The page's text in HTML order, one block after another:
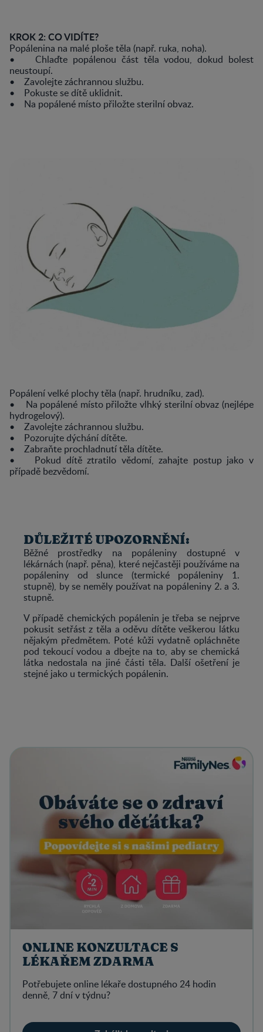
KROK 2: CO VIDÍTE?
Popálenina na malé ploše těla (např. ruka, noha).
• Chlaďte popálenou část těla vodou, dokud bolest
neustoupí.
• Zavolejte záchrannou službu.
• Pokuste se dítě uklidnit.
• Na popálené místo přiložte sterilní obvaz.
Popálení velké plochy těla (např. hrudníku, zad).
• Na popálené místo přiložte vlhký sterilní obvaz (nejlépe
hydrogelový).
• Zavolejte záchrannou službu.
• Pozorujte dýchání dítěte.
• Zabraňte prochladnutí těla dítěte.
• Pokud dítě ztratilo vědomí, zahajte postup jako v
případě bezvědomí.
DŮLEŽITÉ UPOZORNĚNÍ:
Běžné prostředky na popáleniny dostupné v
lékárnách (např. pěna), které nejčastěji používáme na
popáleniny od slunce (termické popáleniny 1.
stupně), by se neměly používat na popáleniny 2. a 3.
stupně.
V případě chemických popálenin je třeba se nejprve
pokusit setřást z těla a oděvu dítěte veškerou látku
nějakým předmětem. Poté kůži vydatně opláchněte
pod tekoucí vodou a dbejte na to, aby se chemická
látka nedostala na jiné části těla. Další ošetření je
stejné jako u termických popálenin.
ONLINE KONZULTACE S
LÉKAŘEM ZDARMA
Potřebujete online lékaře dostupného 24 hodin
denně, 7 dní v týdnu?